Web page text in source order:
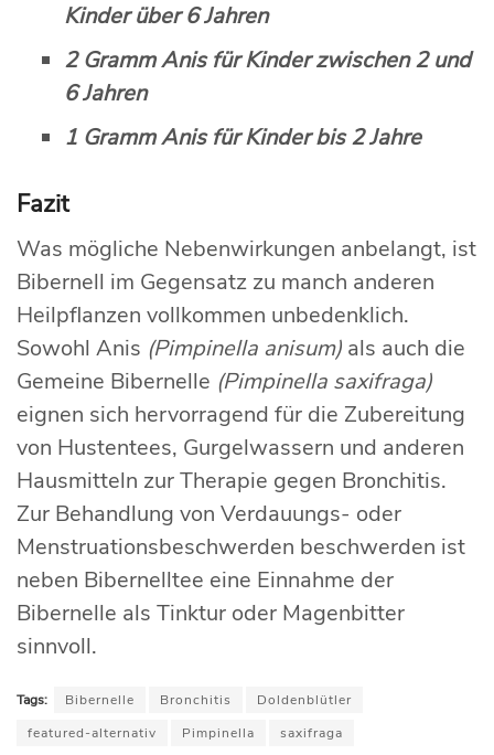
Kinder über 6 Jahren
2 Gramm Anis für Kinder zwischen 2 und
6 Jahren
1 Gramm Anis für Kinder bis 2 Jahre
Fazit
Was mögliche Nebenwirkungen anbelangt, ist
Bibernell im Gegensatz zu manch anderen
Heilpflanzen vollkommen unbedenklich.
Sowohl Anis (Pimpinella anisum) als auch die
Gemeine Bibernelle (Pimpinella saxifraga)
eignen sich hervorragend für die Zubereitung
von Hustentees, Gurgelwassern und anderen
Hausmitteln zur Therapie gegen Bronchitis.
Zur Behandlung von Verdauungs- oder
Menstruationsbeschwerden beschwerden ist
neben Bibernelltee eine Einnahme der
Bibernelle als Tinktur oder Magenbitter
sinnvoll.
Tags: Bibernelle Bronchitis
Doldenblütler
featured-alternativ
Pimpinella saxifraga